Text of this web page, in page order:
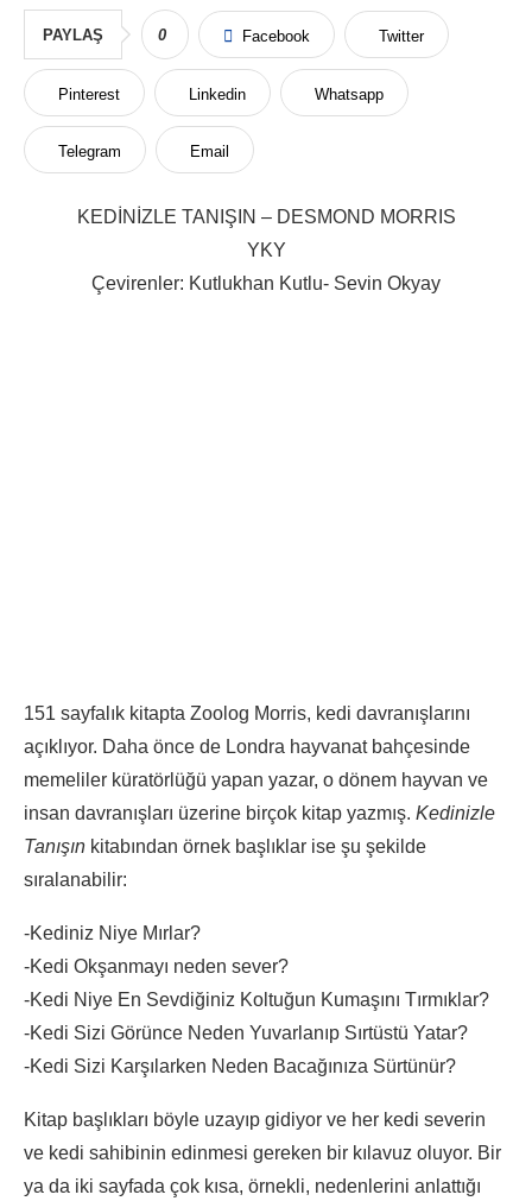
PAYLAŞ 0 Facebook Twitter
Pinterest Linkedin Whatsapp
Telegram Email
KEDİNİZLE TANIŞIN – DESMOND MORRIS
YKY
Çevirenler: Kutlukhan Kutlu- Sevin Okyay
151 sayfalık kitapta Zoolog Morris, kedi davranışlarını
açıklıyor. Daha önce de Londra hayvanat bahçesinde
memeliler küratörlüğü yapan yazar, o dönem hayvan ve
insan davranışları üzerine birçok kitap yazmış. Kedinizle
Tanışın kitabından örnek başlıklar ise şu şekilde
sıralanabilir:
-Kediniz Niye Mırlar?
-Kedi Okşanmayı neden sever?
-Kedi Niye En Sevdiğiniz Koltuğun Kumaşını Tırmıklar?
-Kedi Sizi Görünce Neden Yuvarlanıp Sırtüstü Yatar?
-Kedi Sizi Karşılarken Neden Bacağınıza Sürtünür?
Kitap başlıkları böyle uzayıp gidiyor ve her kedi severin
ve kedi sahibinin edinmesi gereken bir kılavuz oluyor. Bir
ya da iki sayfada çok kısa, örnekli, nedenlerini anlattığı